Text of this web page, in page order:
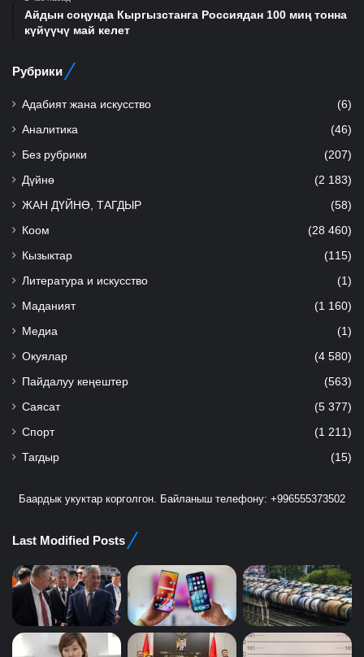
Айдын соңунда Кыргызстанга Россиядан 100 миң тонна
күйүүчү май келет
Рубрики
Адабият жана искусство (6)
Аналитика (46)
Без рубрики (207)
Дүйнө (2 183)
ЖАН ДҮЙНӨ, ТАГДЫР (58)
Коом (28 460)
Кызыктар (115)
Литература и искусство (1)
Маданият (1 160)
Медиа (1)
Окуялар (4 580)
Пайдалуу кеңештер (563)
Саясат (5 377)
Спорт (1 211)
Тагдыр (15)
Баардык укуктар корголгон. Байланыш телефону: +996555373502
Last Modified Posts